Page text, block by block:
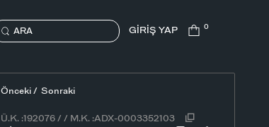
ARA GİRİŞ YAP 0
Önceki / Sonraki
Ü.K. :192076 // M.K. :ADX-0003352103